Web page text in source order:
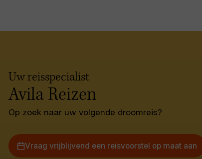
Uw reisspecialist
Avila Reizen
Op zoek naar uw volgende droomreis?
Vraag vrijblijvend een reisvoorstel op maat aan